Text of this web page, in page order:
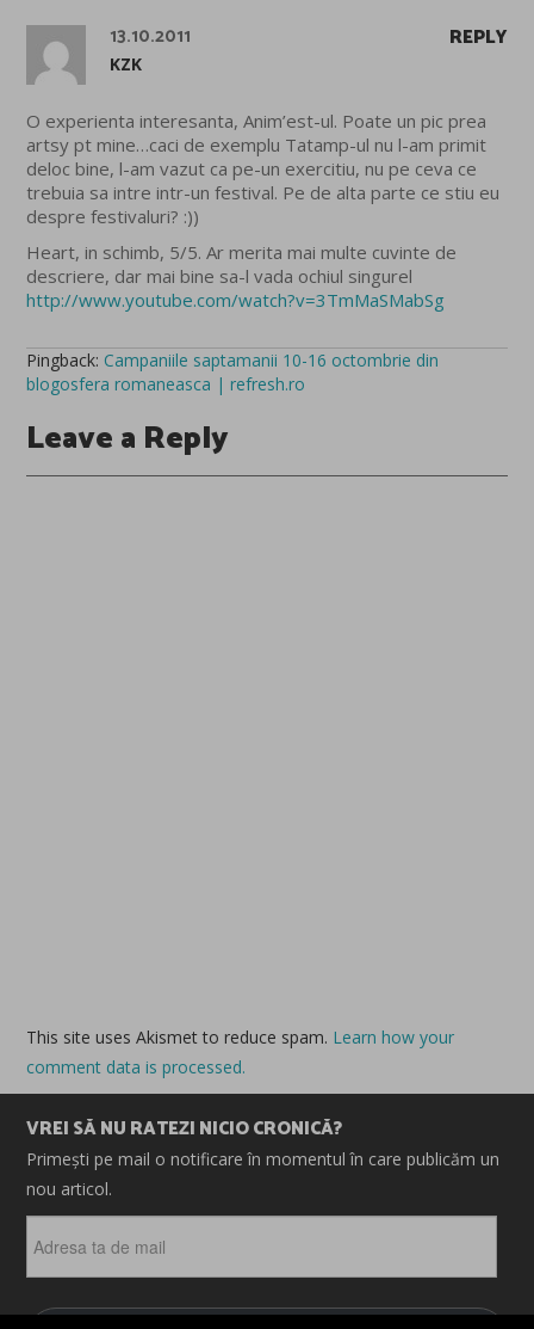
REPLY
13.10.2011
KZK
O experienta interesanta, Anim’est-ul. Poate un pic prea
artsy pt mine…caci de exemplu Tatamp-ul nu l-am primit
deloc bine, l-am vazut ca pe-un exercitiu, nu pe ceva ce
trebuia sa intre intr-un festival. Pe de alta parte ce stiu eu
despre festivaluri? :))
Heart, in schimb, 5/5. Ar merita mai multe cuvinte de
descriere, dar mai bine sa-l vada ochiul singurel
http://www.youtube.com/watch?v=3TmMaSMabSg
Pingback: Campaniile saptamanii 10-16 octombrie din
blogosfera romaneasca | refresh.ro
Leave a Reply
This site uses Akismet to reduce spam. Learn how your
comment data is processed.
VREI SĂ NU RATEZI NICIO CRONICĂ?
Primești pe mail o notificare în momentul în care publicăm un
nou articol.
ta
de